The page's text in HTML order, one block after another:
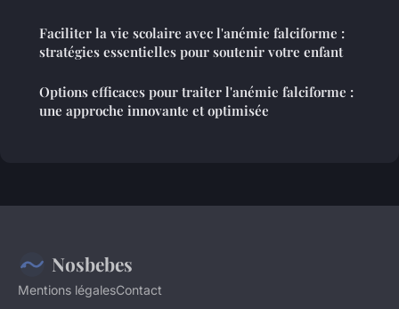
Faciliter la vie scolaire avec l'anémie falciforme :
stratégies essentielles pour soutenir votre enfant
Options efficaces pour traiter l'anémie falciforme :
une approche innovante et optimisée
Nosbebes
Mentions légalesContact